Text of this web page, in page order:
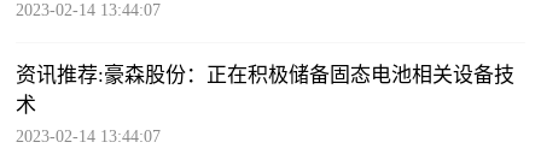
2023-02-14 13:44:07
资讯推荐:豪森股份：正在积极储备固态电池相关设备技
术
2023-02-14 13:44:07